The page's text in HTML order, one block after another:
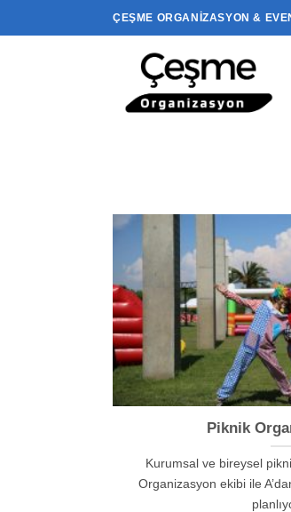
atla
ÇEŞME ORGANIZASYON &
Piknik
Kurumsal ve bireysel
Organizasyon ekibi ile